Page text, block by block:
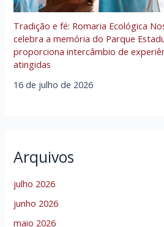
Tradição e fé: Romaria Ecológica
celebra a memória do Parque
proporciona intercâmbio de
atingidas
16 de julho de 2026
Arquivos
julho 2026
junho 2026
maio 2026